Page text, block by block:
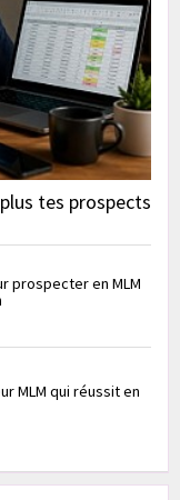
tes prospects
prospecter en MLM
MLM qui réussit en